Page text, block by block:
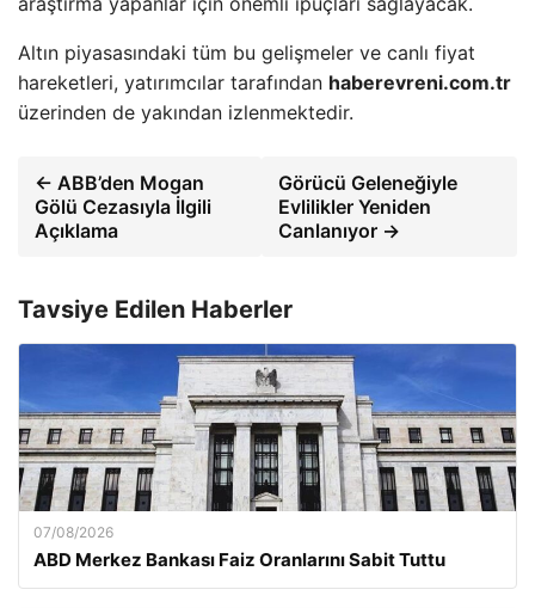
Altın piyasasındaki tüm bu gelişmeler ve canlı fiyat
hareketleri, yatırımcılar tarafından haberevreni.com.tr
üzerinden de yakından izlenmektedir.
← ABB’den Mogan
Gölü Cezasıyla İlgili
Açıklama
Görücü Geleneğiyle
Evlilikler Yeniden
Canlanıyor →
Tavsiye Edilen Haberler
07/08/2026
ABD Merkez Bankası Faiz Oranlarını Sabit Tuttu